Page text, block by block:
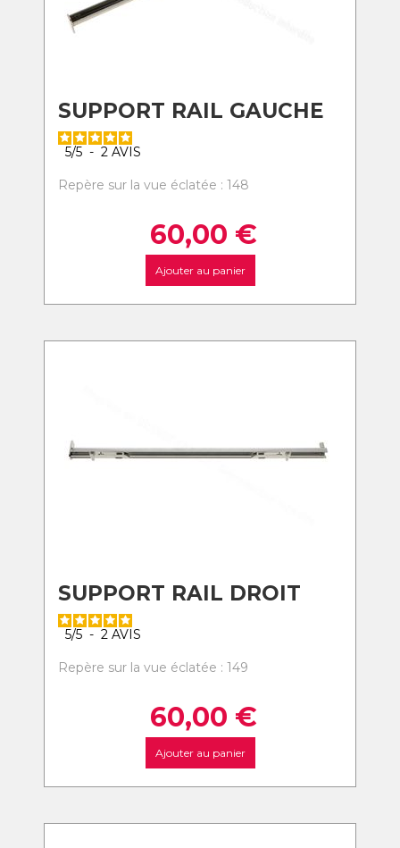
SUPPORT RAIL GAUCHE
5/5 - 2 AVIS
Repère sur la vue éclatée : 148
60,00 €
Ajouter au panier
SUPPORT RAIL DROIT
5/5 - 2 AVIS
Repère sur la vue éclatée : 149
60,00 €
Ajouter au panier